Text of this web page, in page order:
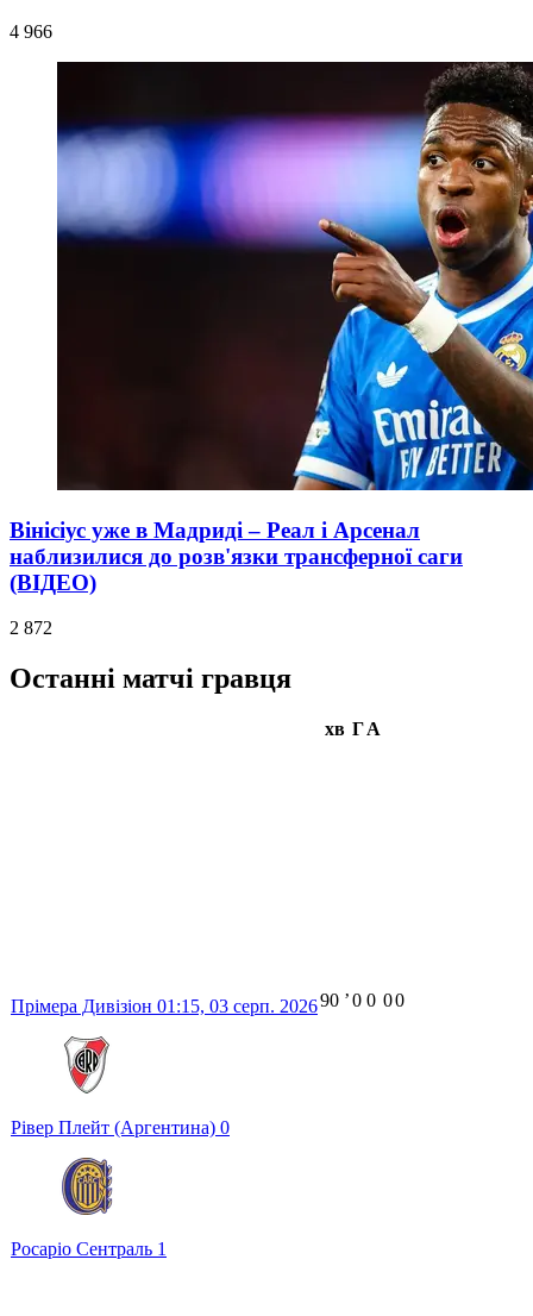
4 966
Вінісіус уже в Мадриді – Реал і Арсенал
наблизилися до розв'язки трансферної саги
(ВІДЕО)
2 872
Останні матчі гравця
хв ГА
Прімера Дивізіон 01:15, 03 серп. 2026
Рівер Плейт (Аргентина) 0
Росаріо Сентраль 1
90 ʼ0 0 00